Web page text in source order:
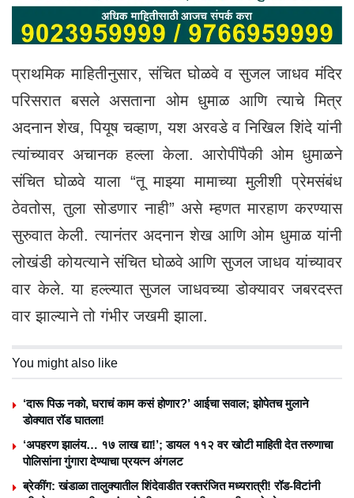
प्राथमिक माहितीनुसार, संचित घोळवे व सुजल जाधव मंदिर
परिसरात बसले असताना ओम धुमाळ आणि त्याचे मित्र
अदनान शेख, पियूष चव्हाण, यश अरवडे व निखिल शिंदे यांनी
त्यांच्यावर अचानक हल्ला केला. आरोपींपैकी ओम धुमाळने
संचित घोळवे याला “तू माझ्या मामाच्या मुलीशी प्रेमसंबंध
ठेवतोस, तुला सोडणार नाही” असे म्हणत मारहाण करण्यास
सुरुवात केली. त्यानंतर अदनान शेख आणि ओम धुमाळ यांनी
लोखंडी कोयत्याने संचित घोळवे आणि सुजल जाधव यांच्यावर
वार केले. या हल्ल्यात सुजल जाधवच्या डोक्यावर जबरदस्त
वार झाल्याने तो गंभीर जखमी झाला.
You might also like
‘दारू पिऊ नको, घराचं काम कसं होणार?’ आईचा सवाल; झोपेतच मुलाने
डोक्यात रॉड घातला!
‘अपहरण झालंय… १७ लाख द्या!’; डायल ११२ वर खोटी माहिती देत तरुणाचा
पोलिसांना गुंगारा देण्याचा प्रयत्न अंगलट
ब्रेकींग: खंडाळा तालुक्यातील शिंदेवाडीत रक्तरंजित मध्यरात्री! रॉड-विटांनी